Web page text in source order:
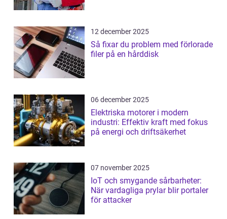
12 december 2025
Så fixar du problem med förlorade
filer på en hårddisk
06 december 2025
Elektriska motorer i modern
industri: Effektiv kraft med fokus
på energi och driftsäkerhet
07 november 2025
IoT och smygande sårbarheter:
När vardagliga prylar blir portaler
för attacker